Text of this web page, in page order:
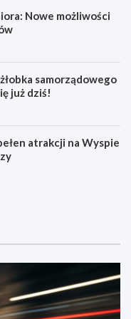
Nowe możliwości
samorządowego
już dziś!
atrakcji na Wyspie